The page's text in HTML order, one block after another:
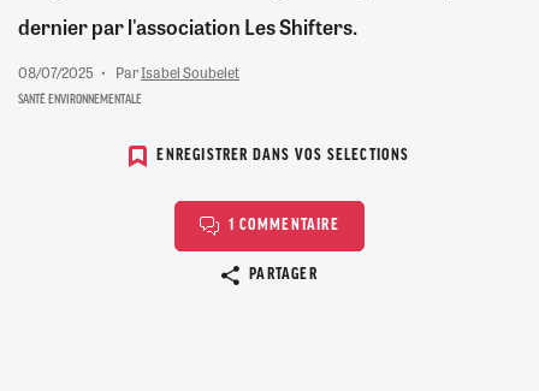
dernier par l'association Les Shifters.
08/07/2025 ParIsabel Soubelet
SANTÉ ENVIRONNEMENTALE
ENREGISTRER DANS VOS SELECTIONS
1 COMMENTAIRE
PARTAGER